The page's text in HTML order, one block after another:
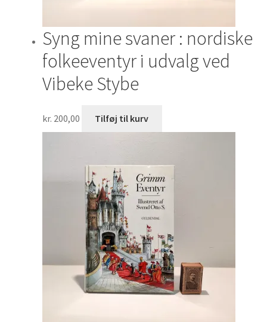
Syng mine svaner : nordiske
folkeeventyr i udvalg ved
Vibeke Stybe
kr. 200,00 Tilføj til kurv